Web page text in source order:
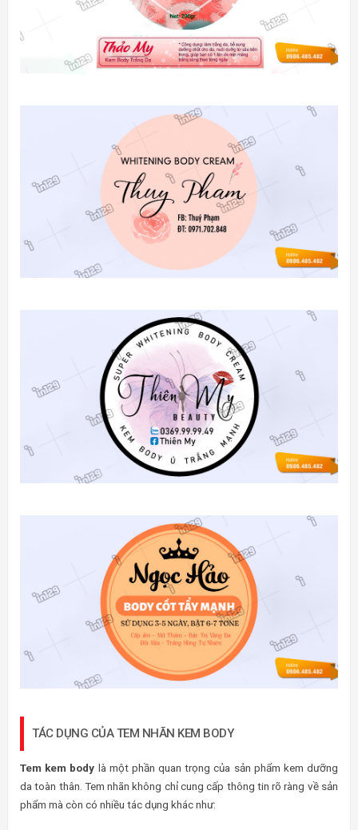
TÁC DỤNG CỦA TEM NHÃN KEM BODY
Tem kem body là một phần quan trọng của sản phẩm kem dưỡng
da toàn thân. Tem nhãn không chỉ cung cấp thông tin rõ ràng về sản
phẩm mà còn có nhiều tác dụng khác như: